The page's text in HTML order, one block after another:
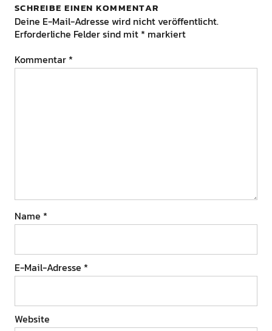
SCHREIBE EINEN KOMMENTAR
Deine E-Mail-Adresse wird nicht veröffentlicht.
Erforderliche Felder sind mit * markiert
Kommentar *
Name *
E-Mail-Adresse *
Website